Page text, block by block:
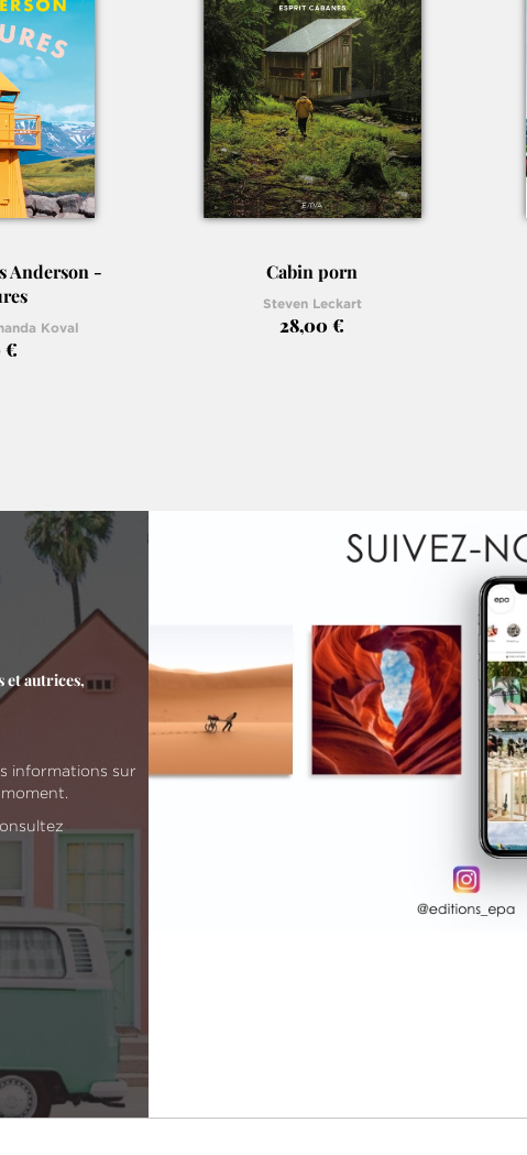
Anderson -
Koval
€
Cabin porn
Steven Leckart
28,00 €
et autrices,
informations sur